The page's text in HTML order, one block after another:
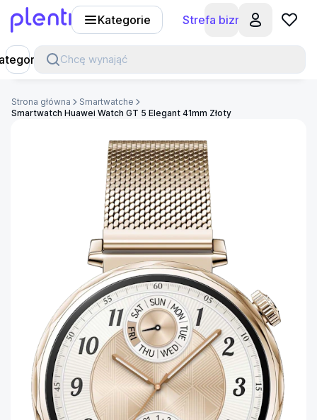
Kategorie Strefa biznesu
Chcę wynająć
Strona główna
Smartwatche
Smartwatch Huawei Watch GT 5 Elegant 41mm Złoty